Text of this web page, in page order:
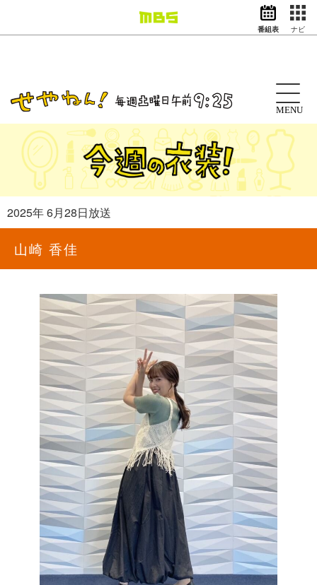
ドラマ
アニメ
動画イズム ニュース
天気・防災 イベント
映画
グッズ
EN 検索 番組表
番組表 ナビ
MENU
2025年 6月28日放送
山崎 香佳